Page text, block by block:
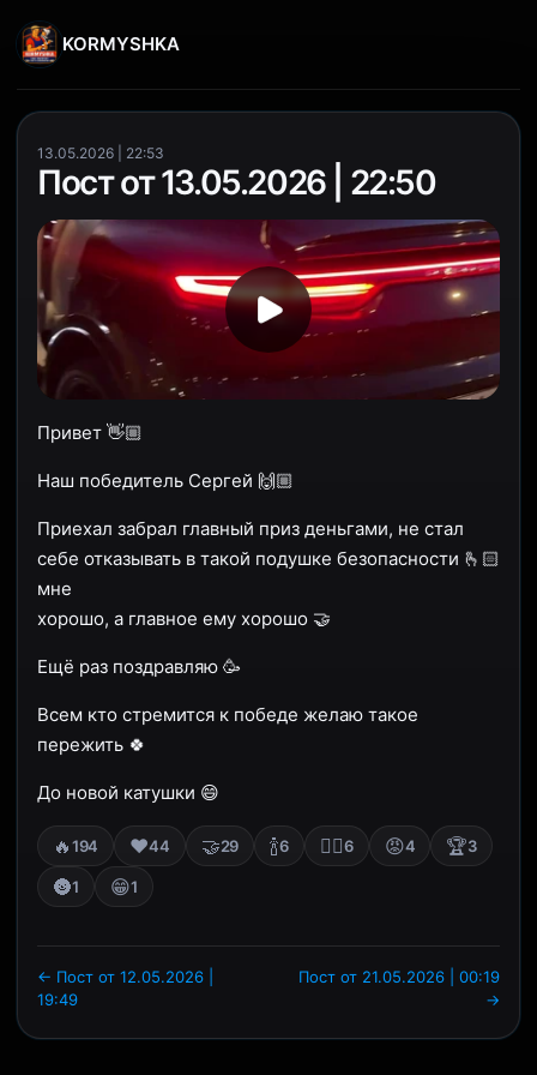
KORMYSHKA
13.05.2026 | 22:53
Пост от 13.05.2026 | 22:50
Привет 👋🏼
Наш победитель Сергей 🙌🏼
Приехал забрал главный приз деньгами, не стал
себе отказывать в такой подушке безопасности 🫰🏻
мне
хорошо, а главное ему хорошо 🤝
Ещё раз поздравляю 🥳
Всем кто стремится к победе желаю такое
пережить 🍀
До новой катушки 😄
🔥194 ❤️44 🤝29 🍾6 🤷‍♂6 😡4 🏆3
🌚1 😁1
← Пост от 12.05.2026 |
19:49
Пост от 21.05.2026 | 00:19
→